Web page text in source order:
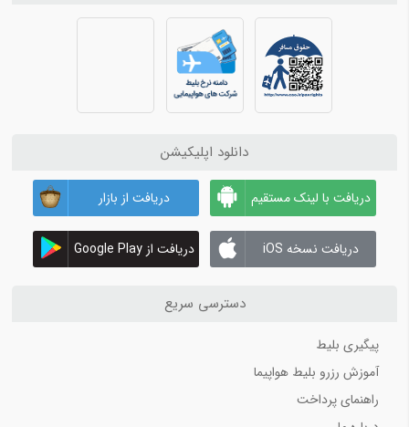
دانلود اپلیکیشن
دریافت با لینک مستقیم دریافت از بازار
دریافت نسخه iOS دریافت از Google Play
دسترسی سریع
پیگیری بلیط
آموزش رزرو بلیط هواپیما
راهنمای پرداخت